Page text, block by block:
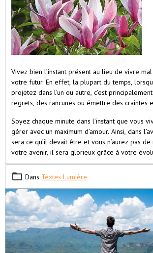
Vivez bien l’instant présent au lieu de vivre
votre futur. En effet, la plupart du temps,
projetez dans l’un ou autre, c’est
regrets, des rancunes ou émettre des craintes
Soyez chaque minute dans l’instant que vous
gérer avec un maximum d’amour. Ainsi, dans
sera ce qu’il devait être et vous n’aurez pas
votre avenir, il sera glorieux grâce à votre
constante.
Dans Textes Lumière